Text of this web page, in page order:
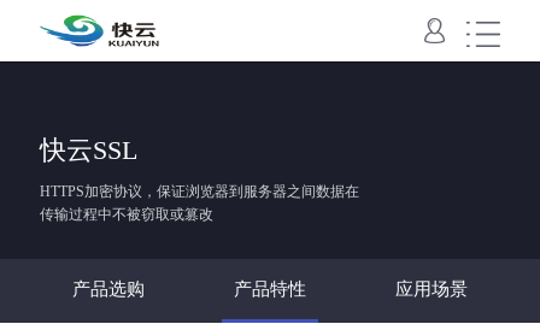
域名
国内主机
香港主机
美国主机
云虚拟主机
云空间
快云VPS
云服务器
云数据库
对象存储
SSL
快云SSL
HTTPS加密协议，保证浏览器到服务器之间数据在
传输过程中不被窃取或篡改
产品选购 产品特性 应用场景